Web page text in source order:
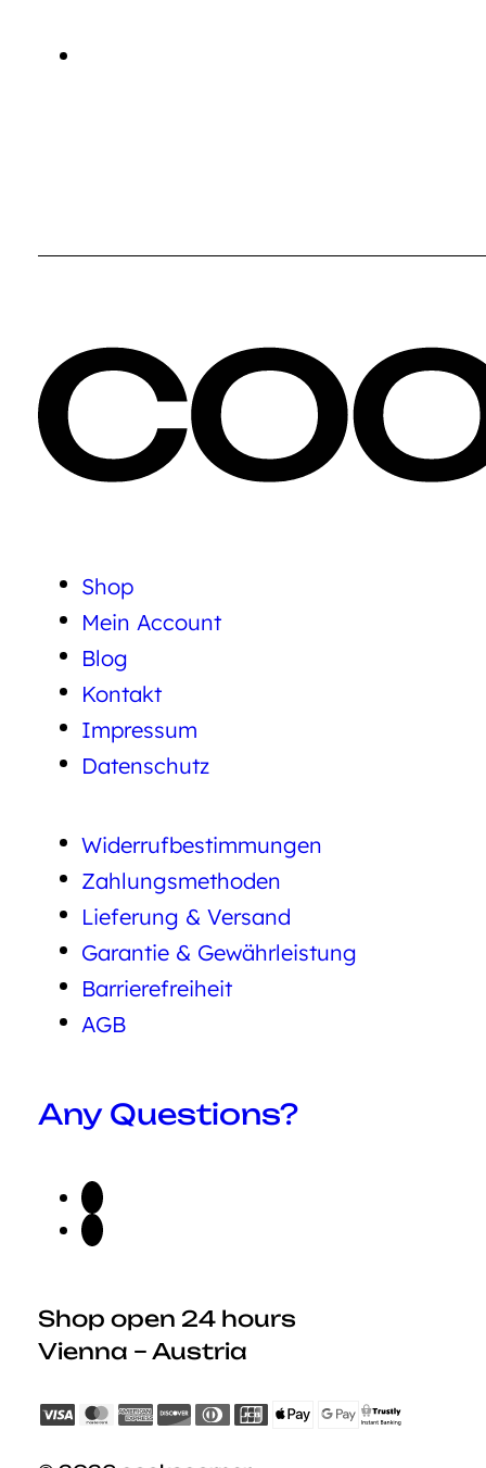
Shop
Mein Account
Blog
Kontakt
Impressum
Datenschutz
Widerrufbestimmungen
Zahlungsmethoden
Lieferung & Versand
Garantie & Gewährleistung
Barrierefreiheit
AGB
Any Questions?
Shop open 24 hours
Vienna – Austria